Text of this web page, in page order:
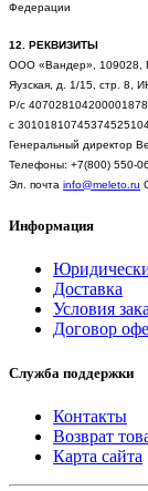
Федерации
12. РЕКВИЗИТЫ
ООО «Вандер», 109028,
Яузская, д. 1/15, стр. 8,
Р/с
с
Генеральный директор
Телефоны: +7(800) 550-
Эл. почта info@meleto ru
Информация
Доставка
Условия
Договор
Служба поддержки
Контакты
Возврат
Карта сайта